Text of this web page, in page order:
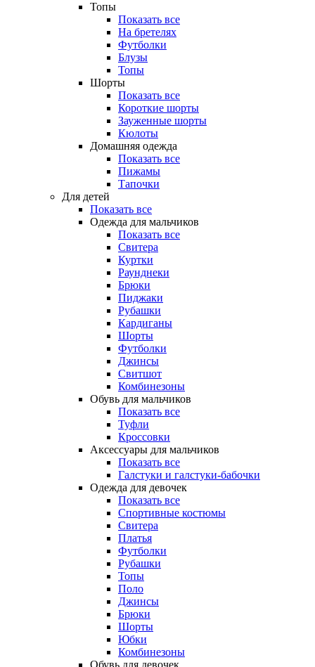
Топы
Показать все
На бретелях
Футболки
Блузы
Топы
Шорты
Показать все
Короткие шорты
Зауженные шорты
Кюлоты
Домашняя одежда
Показать все
Пижамы
Тапочки
Для детей
Показать все
Одежда для мальчиков
Показать все
Свитера
Куртки
Раунднеки
Брюки
Пиджаки
Рубашки
Кардиганы
Шорты
Футболки
Джинсы
Свитшот
Комбинезоны
Обувь для мальчиков
Показать все
Туфли
Кроссовки
Аксессуары для мальчиков
Показать все
Галстуки и галстуки-бабочки
Одежда для девочек
Показать все
Спортивные костюмы
Свитера
Платья
Футболки
Рубашки
Топы
Поло
Джинсы
Брюки
Шорты
Юбки
Комбинезоны
Обувь для девочек